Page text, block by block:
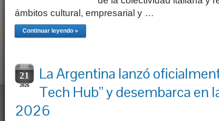
ámbitos cultural, empresarial y …
Continuar leyendo »
MAY
21
2026
La Argentina lanzó
Tech Hub” y desembarca en
2026